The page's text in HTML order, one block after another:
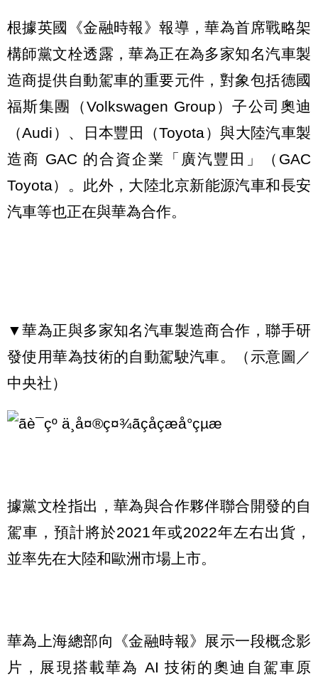
根據英國《金融時報》報導，華為首席戰略架
構師黨文栓透露，華為正在為多家知名汽車製
造商提供自動駕車的重要元件，對象包括德國
福斯集團（Volkswagen Group）子公司奧迪
（Audi）、日本豐田（Toyota）與大陸汽車製
造商 GAC 的合資企業「廣汽豐田」（GAC
Toyota）。此外，大陸北京新能源汽車和長安
汽車等也正在與華為合作。
▼華為正與多家知名汽車製造商合作，聯手研
發使用華為技術的自動駕駛汽車。（示意圖／
中央社）
據黨文栓指出，華為與合作夥伴聯合開發的自
駕車，預計將於2021年或2022年左右出貨，
並率先在大陸和歐洲市場上市。
華為上海總部向《金融時報》展示一段概念影
片，展現搭載華為 AI 技術的奧迪自駕車原